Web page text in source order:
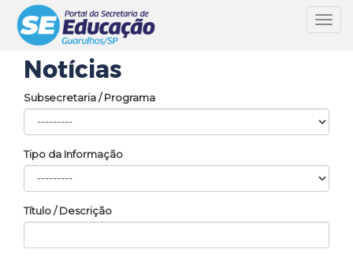
Notícias
Subsecretaria / Programa
Tipo da Informação
Título / Descrição